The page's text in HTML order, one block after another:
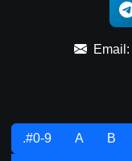
Email:
.#0-9 A B